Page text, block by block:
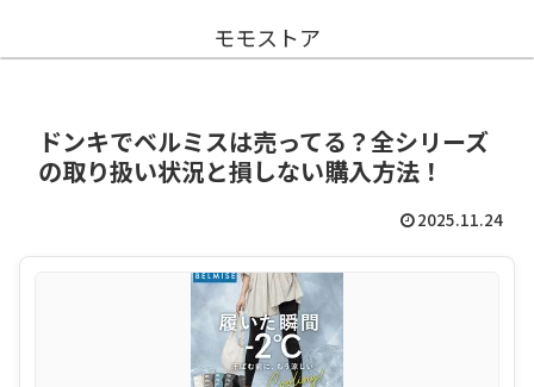
モモストア
ドンキでベルミスは売ってる？全シリーズ
の取り扱い状況と損しない購入方法！
2025.11.24